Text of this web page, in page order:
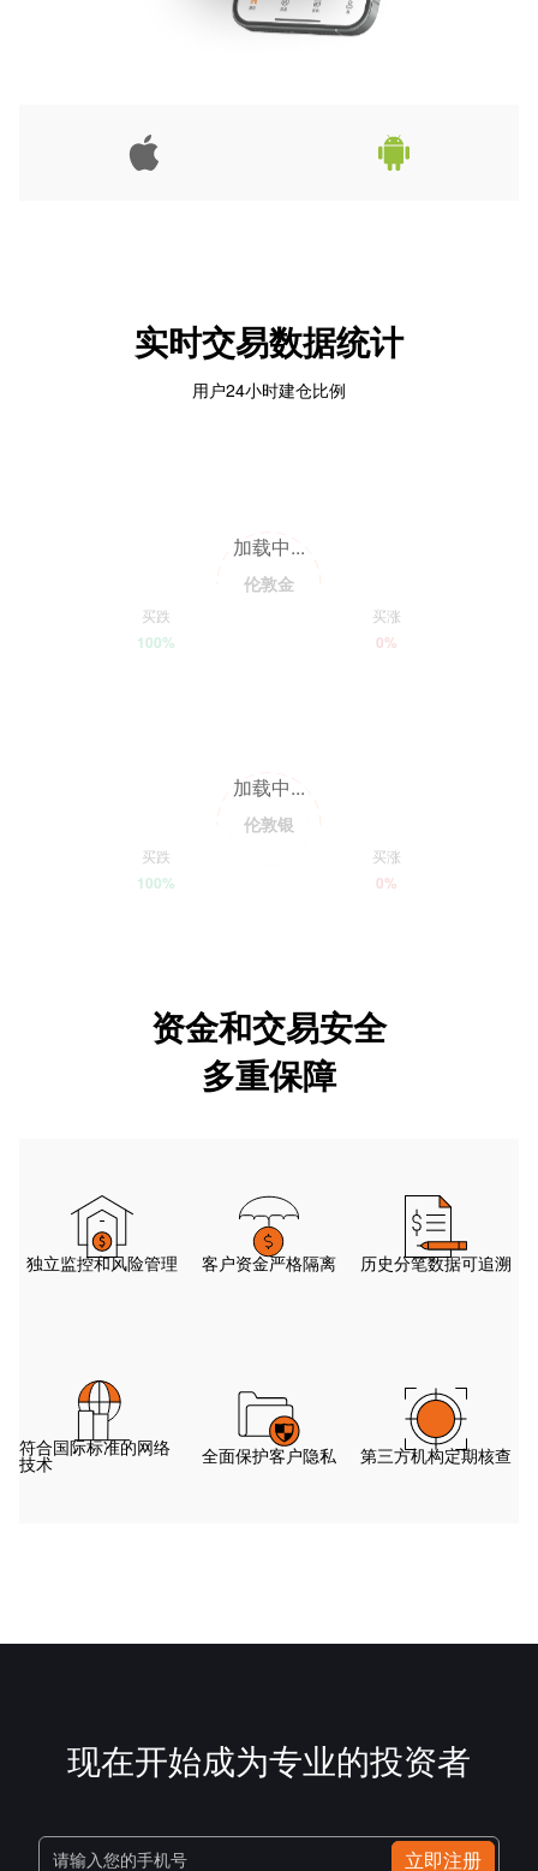
实时交易数据统计
用户24小时建仓比例
加载中...
伦敦金
买跌
100%
买涨
0%
加载中...
伦敦银
买跌
100%
买涨
0%
资金和交易安全
多重保障
独立监控和风险管理 客户资金严格隔离 历史分笔数据可追溯
符合国际标准的网络
技术
全面保护客户隐私 第三方机构定期核查
现在开始成为专业的投资者
请输入您的手机号 立即注册